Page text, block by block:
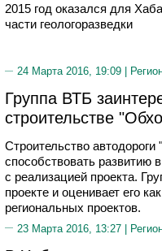
2015 год оказался для
части геологоразведки
24 Марта 2016, 19:09 |
Группа ВТБ
строительстве
Строительство
способствовать развитию
с реализацией проекта.
проекте и оценивает его
региональных проектов.
23 Марта 2016, 13:27 |